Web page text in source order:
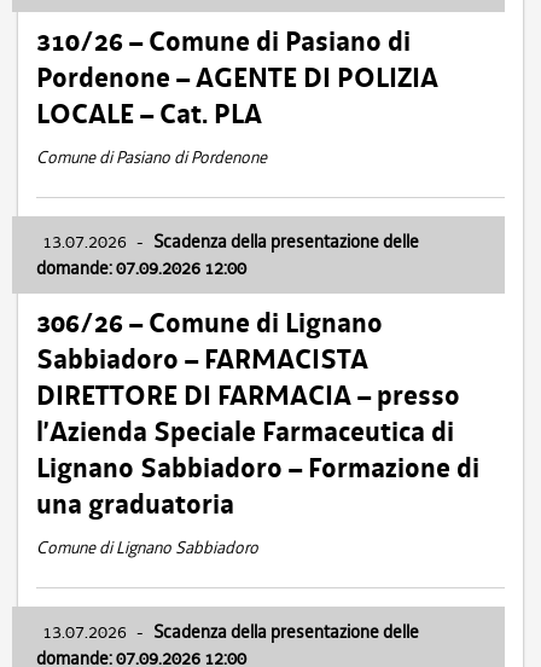
310/26 – Comune di Pasiano di
Pordenone – AGENTE DI POLIZIA
LOCALE – Cat. PLA
Comune di Pasiano di Pordenone
13.07.2026 - Scadenza della presentazione delle
domande: 07.09.2026 12:00
306/26 – Comune di Lignano
Sabbiadoro – FARMACISTA
DIRETTORE DI FARMACIA – presso
l’Azienda Speciale Farmaceutica di
Lignano Sabbiadoro – Formazione di
una graduatoria
Comune di Lignano Sabbiadoro
13.07.2026 - Scadenza della presentazione delle
domande: 07.09.2026 12:00